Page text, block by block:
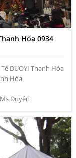
Hóa 0934
DUOYI Thanh Hóa
Hóa
Duyên